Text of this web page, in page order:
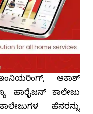
ಆಕಾಶ್
ಹಾರೈಜನ್ ಕಾಲೇಜು
ಹೆಸರನ್ನು